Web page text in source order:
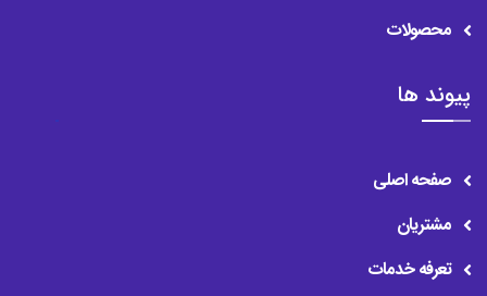
محصولات
پیوند ها
صفحه اصلی
مشتریان
تعرفه خدمات